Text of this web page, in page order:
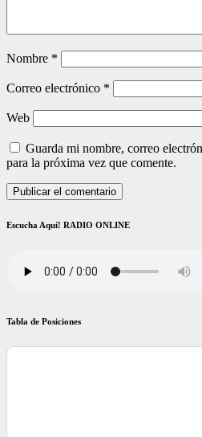
Nombre *
Correo electrónico *
Web
Guarda mi nombre, correo
para la próxima vez que comente.
Escucha Aquí! RADIO ONLINE
Tabla de Posiciones